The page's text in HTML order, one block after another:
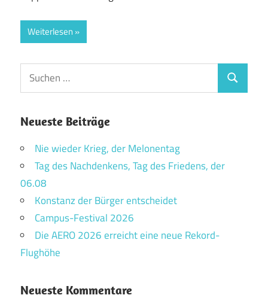
Weiterlesen
Suchen
nach:
Suchen
Neueste Beiträge
Nie wieder Krieg, der Melonentag
Tag des Nachdenkens, Tag des Friedens, der
06.08
Konstanz der Bürger entscheidet
Campus-Festival 2026
Die AERO 2026 erreicht eine neue Rekord-
Flughöhe
Neueste Kommentare